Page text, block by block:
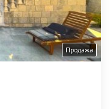
Продажа